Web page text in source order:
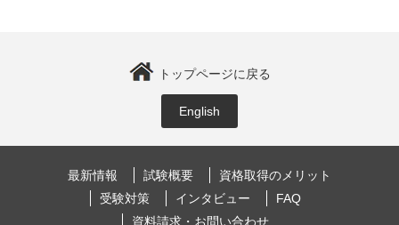
トップページに戻る
English
最新情報 試験概要
資格取得のメリット
受験対策
インタビュー
FAQ
資料請求・お問い合わせ